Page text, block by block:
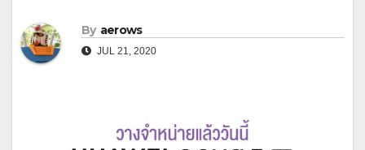
By aerows
JUL 21, 2020